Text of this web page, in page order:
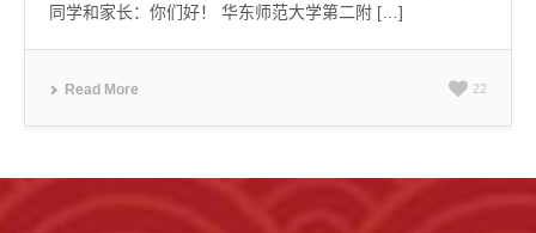
同学和家长：你们好！ 华东师范大学第二附 […]
Read More 22